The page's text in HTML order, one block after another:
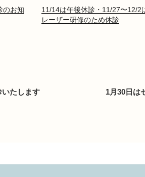
のお知
11/14は午後休診・11/27〜12/2
レーザー研修のため休診
たします
1月30日は